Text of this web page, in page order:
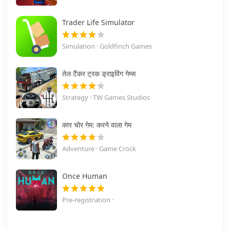
Trader Life Simulator
Simulation · Goldfinch Games
तेल टैंकर ट्रक ड्राइविंग गेम्स
Strategy · TW Games Studios
कार चोर गेम: करने वाला गेम
Adventure · Game Crock
Once Human
Pre-registration ·